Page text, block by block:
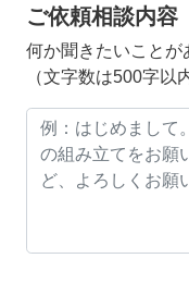
ご依頼相談内容
何か聞きたいことが
（文字数は500字以